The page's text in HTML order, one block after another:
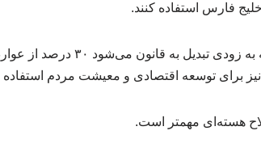
فارس استفاده کنند.
محمدرضا رضایی افزود: بر اساس این طرح
هسته‌ای مهمتر است.